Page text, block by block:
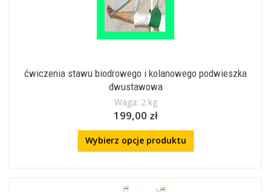
ćwiczenia stawu biodrowego i kolanowego podwieszka
dwustawowa
Waga: 2 kg
199,00 zł
Wybierz opcje produktu